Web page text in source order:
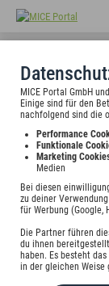
MICE Portal GmbH
Einige sind für den
nachfolgend sind die
Performance
Funktionale
Marketing
Medien
Bei diesen
zu deiner
für Werbung (Google,
Die Partner führen
du ihnen
haben. Es besteht
in der gleichen Weise
3